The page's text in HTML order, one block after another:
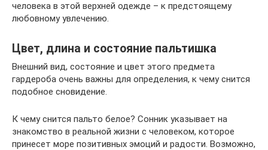
человека в этой верхней одежде – к предстоящему
любовному увлечению.
Цвет, длина и состояние пальтишка
Внешний вид, состояние и цвет этого предмета
гардероба очень важны для определения, к чему снится
подобное сновидение.
К чему снится пальто белое? Сонник указывает на
знакомство в реальной жизни с человеком, которое
принесет море позитивных эмоций и радости. Возможно,